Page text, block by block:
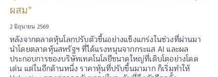
ผสม”
2 มิถุนายน 2569
หลังจากตลาดหุ้นโลกปรับตัวขึ้นอย่างแข็งแกร่งในช่วงที่ผ่านมา
นำโดยตลาดหุ้นสหรัฐฯ ที่ได้แรงหนุนจากกระแส AI และผล
ประกอบการของบริษัทเทคโนโลยีขนาดใหญ่ที่เติบโตอย่างโดด
เด่น แต่ในอีกด้านหนึ่ง ราคาหุ้นที่ปรับขึ้นมามาก ก็เริ่มทำให้